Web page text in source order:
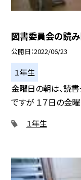
図書委員会の読
公開日 2022/06/23
１年生
金曜日の朝は、読
ですが １７日の金
１年生